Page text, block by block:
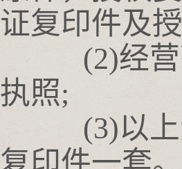
证复印件及
(2)经营范
执照;
(3)以上